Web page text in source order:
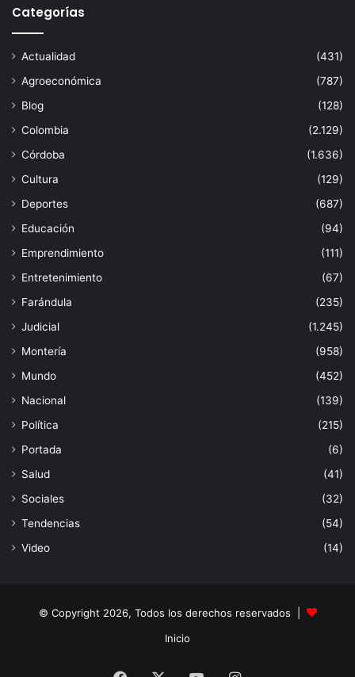
Categorías
Actualidad
(431)
Agroeconómica
(787)
Blog
(128)
Colombia
(2.129)
Córdoba
(1.636)
Cultura
(129)
Deportes
(687)
Educación
(94)
Emprendimiento
(111)
Entretenimiento
(67)
Farándula
(235)
Judicial
(1.245)
Montería
(958)
Mundo
(452)
Nacional
(139)
Política
(215)
Portada
(6)
Salud
(41)
Sociales
(32)
Tendencias
(54)
Video
(14)
© Copyright 2026, Todos los derechos reservados |
Inicio